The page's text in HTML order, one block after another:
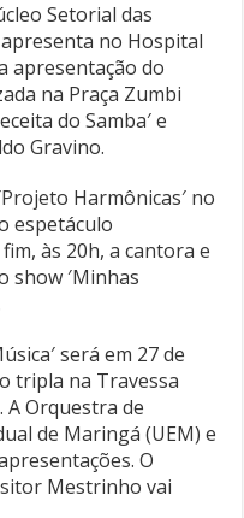
Setorial das
apresenta no Hospital
apresentação do
na Praça Zumbi
do Samba′ e
Gravino.
Harmônicas′ no
espetáculo
fim, às 20h, a cantora e
show ′Minhas
será em 27 de
tripla na Travessa
A Orquestra de
de Maringá (UEM) e
O
Mestrinho vai